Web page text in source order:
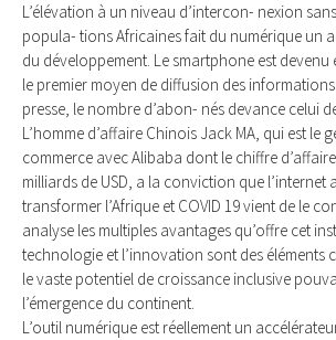
L’élévation à un niveau d’intercon- nexion
popula- tions Africaines fait du numérique un
du développement. Le smartphone est devenu
le premier moyen de diffusion des
presse, le nombre d’abon- nés devance celui
L’homme d’affaire Chinois Jack MA, qui est le
commerce avec Alibaba dont le chiffre
milliards de USD, a la conviction que l’internet
transformer l’Afrique et COVID 19 vient de le
analyse les multiples avantages qu’offre cet
technologie et l’innovation sont des éléments
le vaste potentiel de croissance inclusive
l’émergence du continent.
L’outil numérique est réellement un